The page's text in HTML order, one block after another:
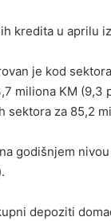
kredita u aprilu
je kod
miliona KM
sektora za 85,2
godišnjem
depoziti